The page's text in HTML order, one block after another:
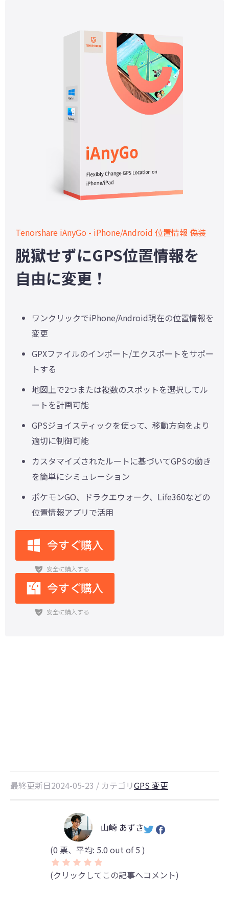
Tenorshare iAnyGo - iPhone/Android 位置情報 偽装
脱獄せずにGPS位置情報を
自由に変更！
ワンクリックでiPhone/Android現在の位置情報を
変更
GPXファイルのインポート/エクスポートをサポー
トする
地図上で2つまたは複数のスポットを選択してル
ートを計画可能
GPSジョイスティックを使って、移動方向をより
適切に制御可能
カスタマイズされたルートに基づいてGPSの動き
を簡単にシミュレーション
ポケモンGO、ドラクエウォーク、Life360などの
位置情報アプリで活用
最終更新日2024-05-23 / カテゴリGPS 変更
山崎 あずさ
(0 票、平均: 5.0 out of 5 )
(クリックしてこの記事へコメント)